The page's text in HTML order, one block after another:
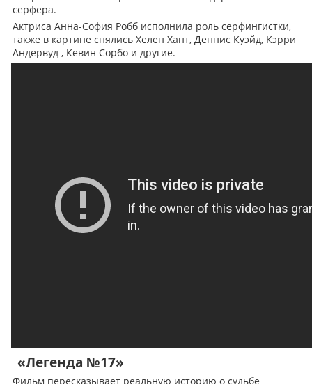
серфера.
Актриса Анна-София Робб исполнила роль серфингистки,
также в картине снялись Хелен Хант, Деннис Куэйд, Кэрри
Андервуд , Кевин Сорбо и другие.
«Легенда №17»
Фильм пересказывает реальную историю о судьбе